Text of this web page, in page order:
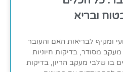
ובריא
ומקיף לבריאות האם והעובר
מסודר, בדיקות חיוניות
בו שלבי מעקב הריון, בדיקות